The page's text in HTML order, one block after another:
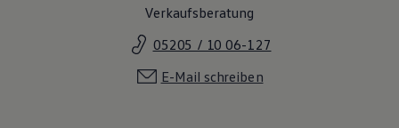
Verkaufsberatung
05205 / 10 06-127
E-Mail schreiben